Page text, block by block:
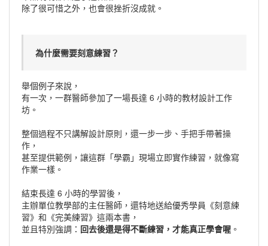
除了很可惜之外，也會很挫折沒成就。
為什麼需要刻意練習？
舉個例子來說，
有一次，一群醫師參加了一場長達 6 小時的教材設計工作
坊。
整個過程不只講解設計原則，還一步一步、手把手帶著操
作，
甚至提供範例，讓這群「學霸」現場立即實作練習，就像寫
作業一樣。
結束長達 6 小時的學習後，
主辦單位教學部的主任醫師，還特地送給優秀學員《刻意練
習》和《完美練習》這兩本書，
並且特別強調： 回去後還是得不斷練習，才能真正學會喔 。